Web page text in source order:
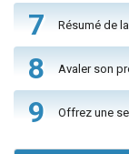
7 Résumé de
8 Avaler son
9 Offrez une